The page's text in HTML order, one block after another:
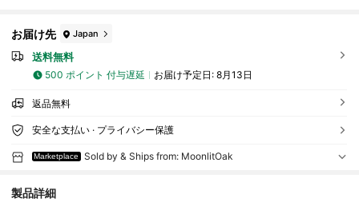
お届け先 Japan
送料無料
500 ポイント 付与遅延 お届け予定日: 8月13日
返品無料
安全な支払い · プライバシー保護
Marketplace Sold by & Ships from: MoonlitOak
製品詳細